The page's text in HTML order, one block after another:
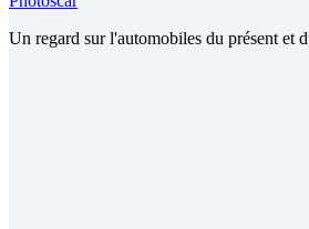
Un regard sur l'automobiles du présent et